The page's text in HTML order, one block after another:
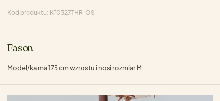
Kod produktu: KT0327THR-OS
Fason
Model/ka ma 175 cm wzrostu i nosi rozmiar M